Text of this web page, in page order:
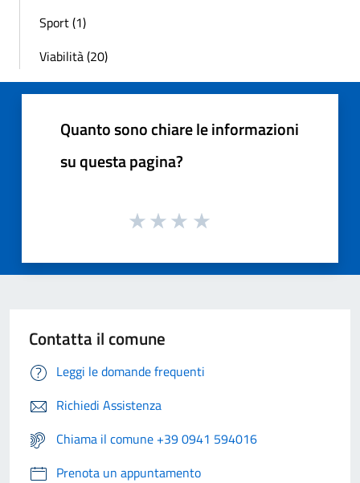
Sport (1)
Viabilità (20)
Quanto sono chiare le informazioni
su questa pagina?
Contatta il comune
Leggi le domande frequenti
Richiedi Assistenza
Chiama il comune +39 0941 594016
Prenota un appuntamento